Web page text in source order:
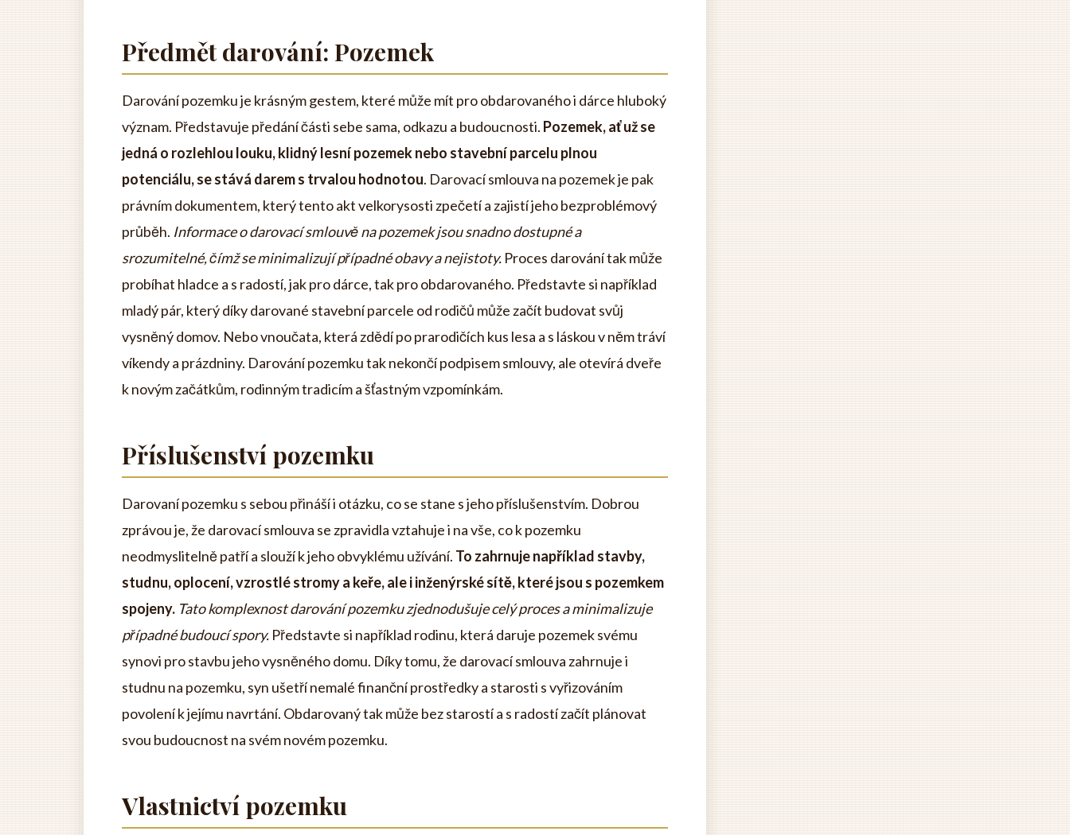
Předmět darování: Pozemek
Darování pozemku je krásným gestem, které může mít pro obdarovaného i dárce hluboký
význam. Představuje předání části sebe sama, odkazu a budoucnosti. Pozemek, ať už se
jedná o rozlehlou louku, klidný lesní pozemek nebo stavební parcelu plnou
potenciálu, se stává darem s trvalou hodnotou. Darovací smlouva na pozemek je pak
právním dokumentem, který tento akt velkorysosti zpečetí a zajistí jeho bezproblémový
průběh. Informace o darovací smlouvě na pozemek jsou snadno dostupné a
srozumitelné, čímž se minimalizují případné obavy a nejistoty. Proces darování tak může
probíhat hladce a s radostí, jak pro dárce, tak pro obdarovaného. Představte si například
mladý pár, který díky darované stavební parcele od rodičů může začít budovat svůj
vysněný domov. Nebo vnoučata, která zdědí po prarodičích kus lesa a s láskou v něm tráví
víkendy a prázdniny. Darování pozemku tak nekončí podpisem smlouvy, ale otevírá dveře
k novým začátkům, rodinným tradicím a šťastným vzpomínkám.
Příslušenství pozemku
Darovaní pozemku s sebou přináší i otázku, co se stane s jeho příslušenstvím. Dobrou
zprávou je, že darovací smlouva se zpravidla vztahuje i na vše, co k pozemku
neodmyslitelně patří a slouží k jeho obvyklému užívání. To zahrnuje například stavby,
studnu, oplocení, vzrostlé stromy a keře, ale i inženýrské sítě, které jsou s pozemkem
spojeny. Tato komplexnost darování pozemku zjednodušuje celý proces a minimalizuje
případné budoucí spory. Představte si například rodinu, která daruje pozemek svému
synovi pro stavbu jeho vysněného domu. Díky tomu, že darovací smlouva zahrnuje i
studnu na pozemku, syn ušetří nemalé finanční prostředky a starosti s vyřizováním
povolení k jejímu navrtání. Obdarovaný tak může bez starostí a s radostí začít plánovat
svou budoucnost na svém novém pozemku.
Vlastnictví pozemku